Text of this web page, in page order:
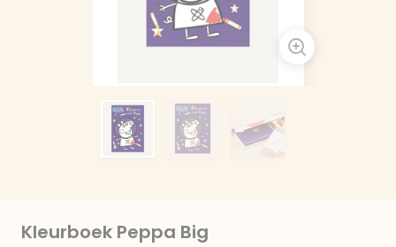
Kleurboek Peppa Big